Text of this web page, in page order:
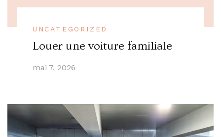
UNCATEGORIZED
Louer une voiture familiale
mai 7, 2026